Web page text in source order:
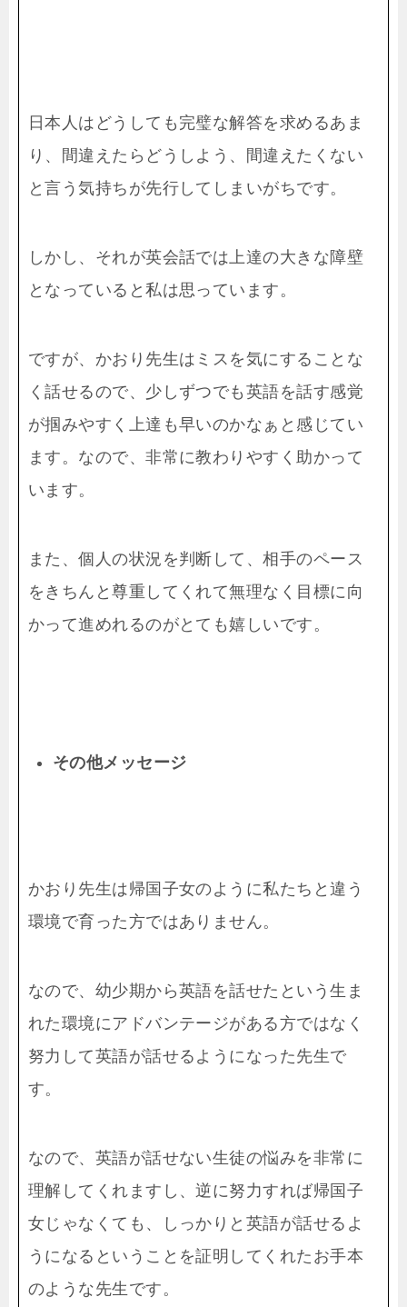
日本人はどうしても完璧な解答を求めるあま
り、間違えたらどうしよう、間違えたくない
と言う気持ちが先行してしまいがちです。
しかし、それが英会話では上達の大きな障壁
となっていると私は思っています。
ですが、かおり先生はミスを気にすることな
く話せるので、少しずつでも英語を話す感覚
が掴みやすく上達も早いのかなぁと感じてい
ます。なので、非常に教わりやすく助かって
います。
また、個人の状況を判断して、相手のペース
をきちんと尊重してくれて無理なく目標に向
かって進めれるのがとても嬉しいです。
その他メッセージ
かおり先生は帰国子女のように私たちと違う
環境で育った方ではありません。
なので、幼少期から英語を話せたという生ま
れた環境にアドバンテージがある方ではなく
努力して英語が話せるようになった先生で
す。
なので、英語が話せない生徒の悩みを非常に
理解してくれますし、逆に努力すれば帰国子
女じゃなくても、しっかりと英語が話せるよ
うになるということを証明してくれたお手本
のような先生です。